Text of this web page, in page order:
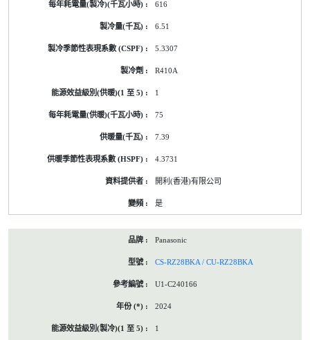
616
6.51
5.3307
R410A
1
75
7.39
4.3731
開利(香港)有限公司
是
Panasonic
CS-RZ28BKA / CU-RZ28BKA
U1-C240166
2024
1